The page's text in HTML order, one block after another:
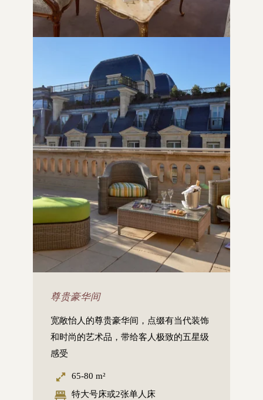
尊贵豪华间
宽敞怡人的尊贵豪华间，点缀有当代装饰
和时尚的艺术品，带给客人极致的五星级
感受
65-80 m²
特大号床或2张单人床